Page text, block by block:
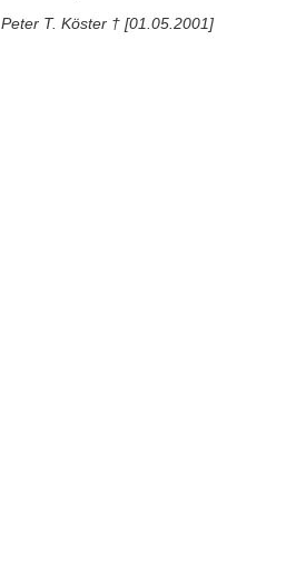
Peter T. Köster † [01.05.2001]